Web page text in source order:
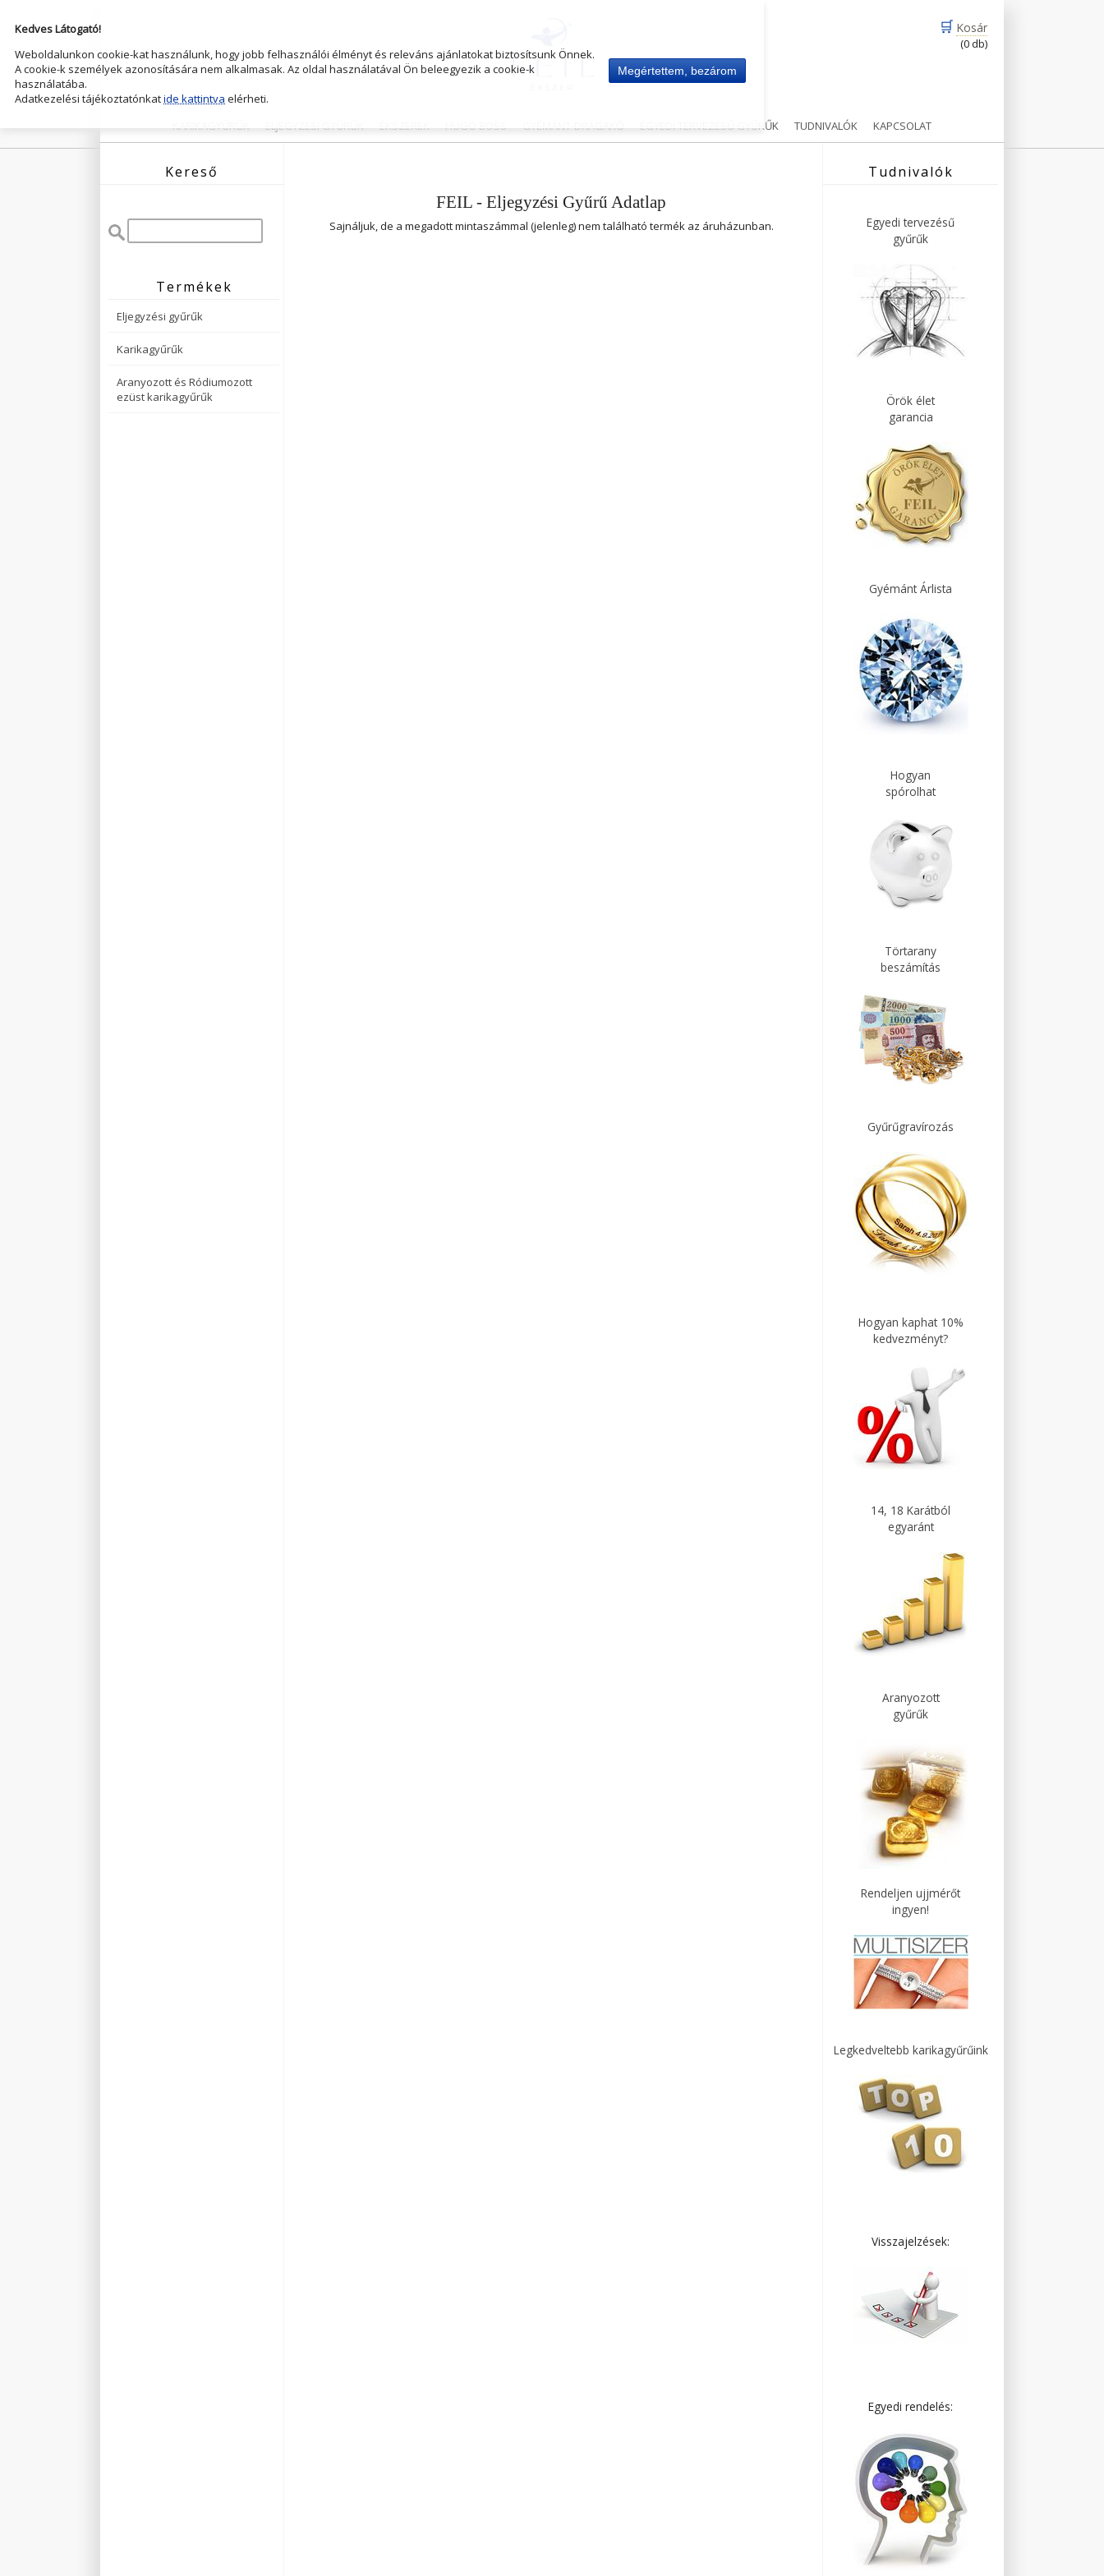
🛒 Kosár
(0 db)
KARIKAGYŰRŰK ELJEGYZESI GYŰRŰK ÉKSZEREK HUGO BOSS GYÉMÁNT-DRÁGAKŐ EGYEDI TERVEZÉSŰ GYŰRŰK TUDNIVALÓK KAPCSOLAT
Kereső
Termékek
Eljegyzési gyűrűk
Karikagyűrűk
Aranyozott és Ródiumozott
ezüst karikagyűrűk
FEIL - Eljegyzési Gyűrű Adatlap
Sajnáljuk, de a megadott mintaszámmal (jelenleg) nem található termék az áruházunban.
Tudnivalók
Egyedi tervezésű
gyűrűk
Örök élet
garancia
Gyémánt Árlista
Hogyan
spórolhat
Törtarany
beszámítás
Gyűrűgravírozás
Hogyan kaphat 10%
kedvezményt?
14, 18 Karátból
egyaránt
Aranyozott
gyűrűk
Rendeljen ujjmérőt
ingyen!
Legkedveltebb karikagyűrűink
Visszajelzések:
Egyedi rendelés:
Kedves Látogató!
Weboldalunkon cookie-kat használunk, hogy jobb felhasználói élményt és releváns ajánlatokat biztosítsunk Önnek.
A cookie-k személyek azonosítására nem alkalmasak. Az oldal használatával Ön beleegyezik a cookie-k
használatába.
Adatkezelési tájékoztatónkatide kattintva elérheti.
Megértettem, bezárom